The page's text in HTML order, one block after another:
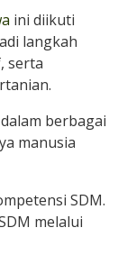
ini diikuti
langkah
serta
berbagai
manusia
SDM.
melalui